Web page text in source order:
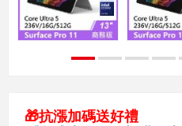
🎁抗漲加碼送好禮